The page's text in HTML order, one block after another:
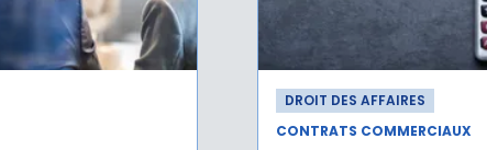
DROIT DES AFFAIRES
CONTRATS COMMERCIAUX